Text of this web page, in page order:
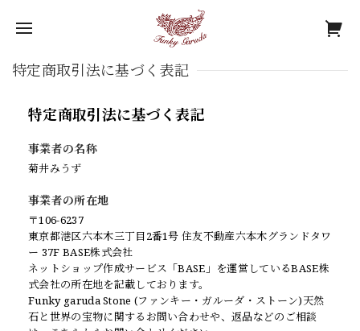
特定商取引法に基づく表記
特定商取引法に基づく表記
事業者の名称
菊井みうず
事業者の所在地
〒106-6237
東京都港区六本木三丁目2番1号 住友不動産六本木グランドタワ
ー 37F BASE株式会社
ネットショップ作成サービス「BASE」を運営しているBASE株
式会社の所在地を記載しております。
Funky garuda Stone (ファンキー・ガルーダ・ストーン)天然
石と世界の宝物に関するお問い合わせや、返品などのご相談